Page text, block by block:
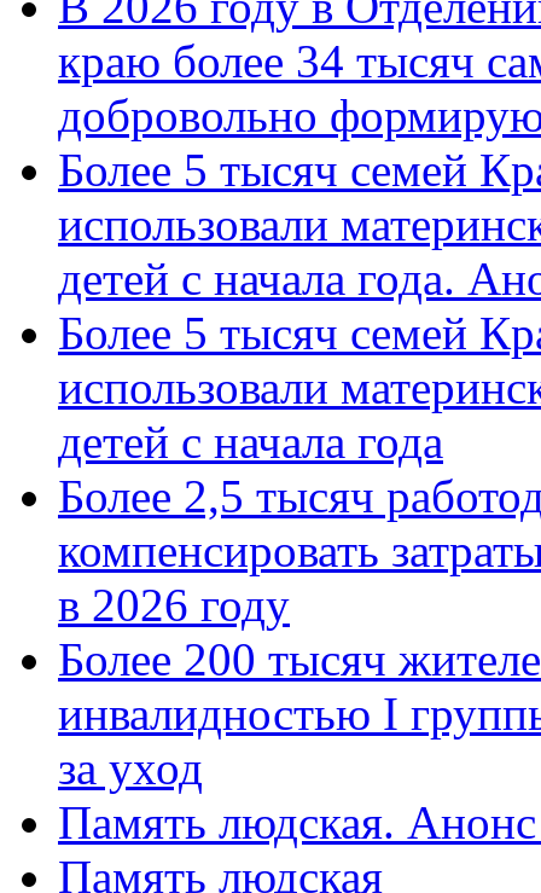
краю более 34 тысяч
добровольно
Более 5 тысяч семей
использовали
детей с начала года.
Более 5 тысяч семей
использовали
детей с начала года
Более 2,5 тысяч
компенсировать
в 2026 году
Более 200 тысяч
инвалидностью I
за уход
Память людская.
Память людская